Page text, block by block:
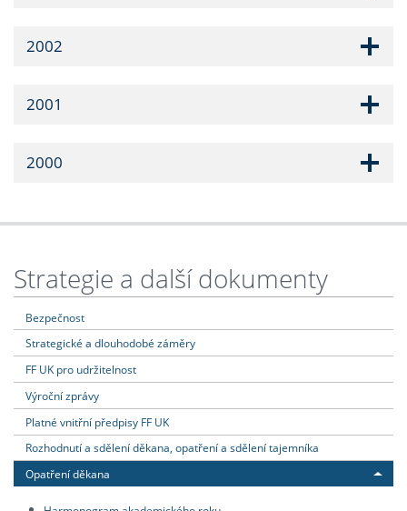
2002
2001
2000
Strategie a další dokumenty
Bezpečnost
Strategické a dlouhodobé záměry
FF UK pro udržitelnost
Výroční zprávy
Platné vnitřní předpisy FF UK
Rozhodnutí a sdělení děkana, opatření a sdělení tajemníka
Opatření děkana